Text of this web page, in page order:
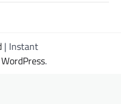
| Instant
WordPress.